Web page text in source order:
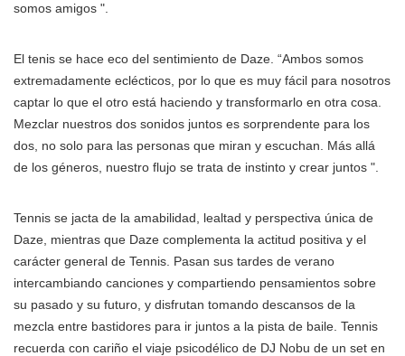
somos amigos ".
El tenis se hace eco del sentimiento de Daze. “Ambos somos
extremadamente eclécticos, por lo que es muy fácil para nosotros
captar lo que el otro está haciendo y transformarlo en otra cosa.
Mezclar nuestros dos sonidos juntos es sorprendente para los
dos, no solo para las personas que miran y escuchan. Más allá
de los géneros, nuestro flujo se trata de instinto y crear juntos ".
Tennis se jacta de la amabilidad, lealtad y perspectiva única de
Daze, mientras que Daze complementa la actitud positiva y el
carácter general de Tennis. Pasan sus tardes de verano
intercambiando canciones y compartiendo pensamientos sobre
su pasado y su futuro, y disfrutan tomando descansos de la
mezcla entre bastidores para ir juntos a la pista de baile. Tennis
recuerda con cariño el viaje psicodélico de DJ Nobu de un set en